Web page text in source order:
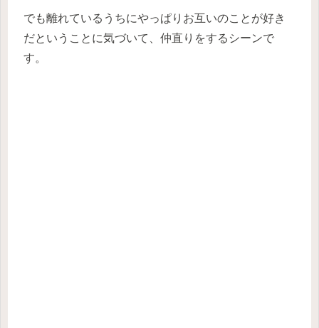
でも離れているうちにやっぱりお互いのことが好き
だということに気づいて、仲直りをするシーンで
す。